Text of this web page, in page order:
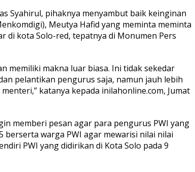
Syahirul, pihaknya menyambut baik keinginan
Meutya Hafid yang meminta meminta
di kota Solo-red, tepatnya di Monumen Pers
memiliki makna luar biasa. Ini tidak sekedar
pelantikan pengurus saja, namun jauh lebih
katanya kepada inilahonline.com, Jumat
memberi pesan agar para pengurus PWI yang
warga PWI agar mewarisi nilai nilai
PWI yang didirikan di Kota Solo pada 9